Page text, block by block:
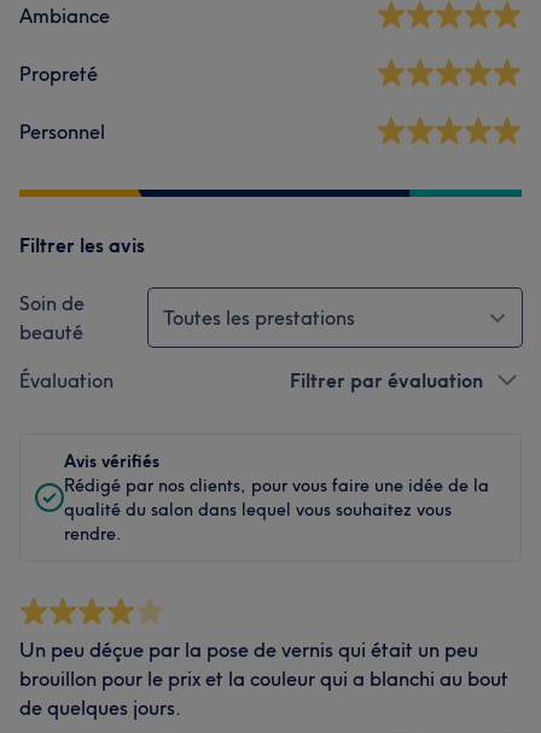
Ambiance
Propreté
Personnel
Filtrer les avis
Soin de
beauté
Toutes les prestations
Évaluation Filtrer par évaluation
Avis vérifiés
Rédigé par nos clients, pour vous faire une idée de la
qualité du salon dans lequel vous souhaitez vous
rendre.
Un peu déçue par la pose de vernis qui était un peu
brouillon pour le prix et la couleur qui a blanchi au bout
de quelques jours.